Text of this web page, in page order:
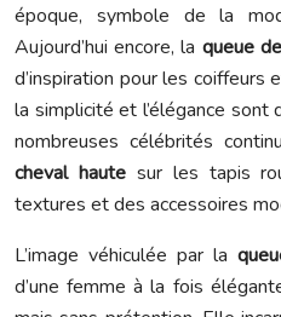
époque, symbole de la
Aujourd’hui encore, la queue
d’inspiration pour les coiffeurs
la simplicité et l’élégance
nombreuses célébrités
cheval haute sur les tapis
textures et des accessoires
L’image véhiculée par la
d’une femme à la fois